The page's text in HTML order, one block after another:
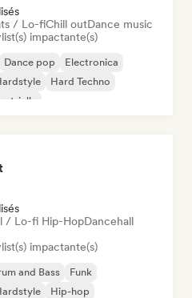
/ Lo-fiChill outDance music
impactante(s)
Dance pop
Electronica
Hard Techno
/ Lo-fi Hip-HopDancehall
impactante(s)
and Bass
Funk
Hip-hop